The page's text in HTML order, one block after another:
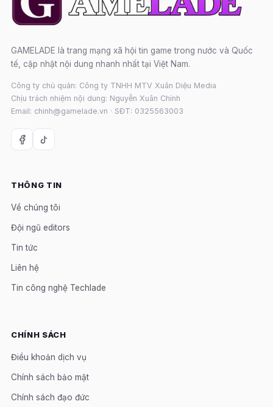
GAMELADE là trang mạng xã hội tin game trong nước và Quốc
tế, cập nhật nội dung nhanh nhất tại Việt Nam.
Công ty chủ quản: Công ty TNHH MTV Xuân Diệu Media
Chịu trách nhiệm nội dung: Nguyễn Xuân Chính
Email: chinh@gamelade.vn · SĐT: 0325563003
THÔNG TIN
Về chúng tôi
Đội ngũ editors
Tin tức
Liên hệ
Tin công nghệ Techlade
CHÍNH SÁCH
Điều khoản dịch vụ
Chính sách bảo mật
Chính sách đạo đức